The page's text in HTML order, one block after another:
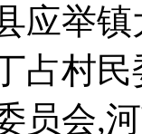
应举
占村
员会,